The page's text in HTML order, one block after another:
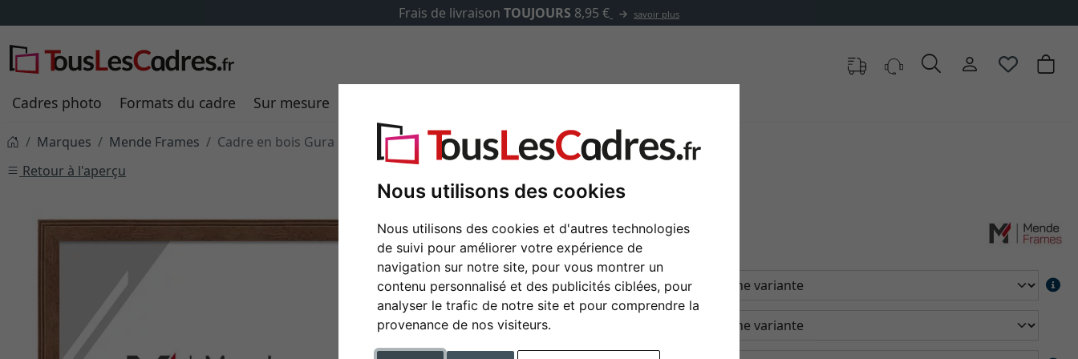
Nous utilisons des cookies
Nous utilisons des cookies et d'autres technologies
de suivi pour améliorer votre expérience de
navigation sur notre site, pour vous montrer un
contenu personnalisé et des publicités ciblées, pour
analyser le trafic de notre site et pour comprendre la
provenance de nos visiteurs.
Cadres photo Formats du cadre Sur mesure
Marques Mende Frames
Cadre en bois Gura
Retour à l'aperçu
Cadre en bois Gura
format